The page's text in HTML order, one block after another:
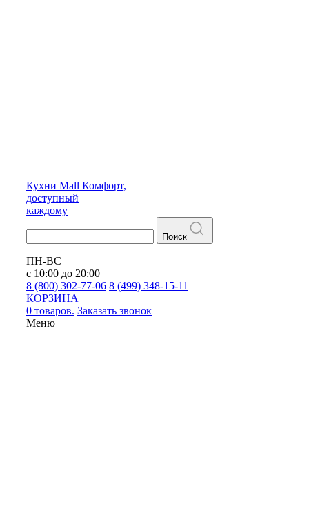
Кухни Mall Комфорт,
доступный
каждому
Поиск
ПН-ВС
с 10:00 до 20:00
8 (800) 302-77-06 8 (499) 348-15-11
КОРЗИНА
0 товаров. Заказать звонок
Меню